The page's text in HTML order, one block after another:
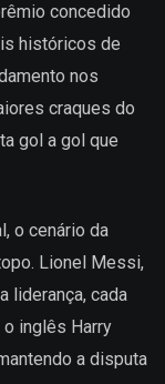
concedido
históricos de
nos
craques do
gol a gol que
o cenário da
Lionel Messi,
liderança, cada
inglês Harry
a disputa